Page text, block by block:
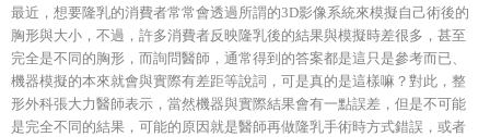
最近，想要隆乳的消費者常常會透過所謂的3D影像系統來模擬自己術後的
胸形與大小，不過，許多消費者反映隆乳後的結果與模擬時差很多，甚至
完全是不同的胸形，而詢問醫師，通常得到的答案都是這只是參考而已、
機器模擬的本來就會與實際有差距等說詞，可是真的是這樣嘛？對此，整
形外科張大力醫師表示，當然機器與實際結果會有一點誤差，但是不可能
是完全不同的結果，可能的原因就是醫師再做隆乳手術時方式錯誤，或者